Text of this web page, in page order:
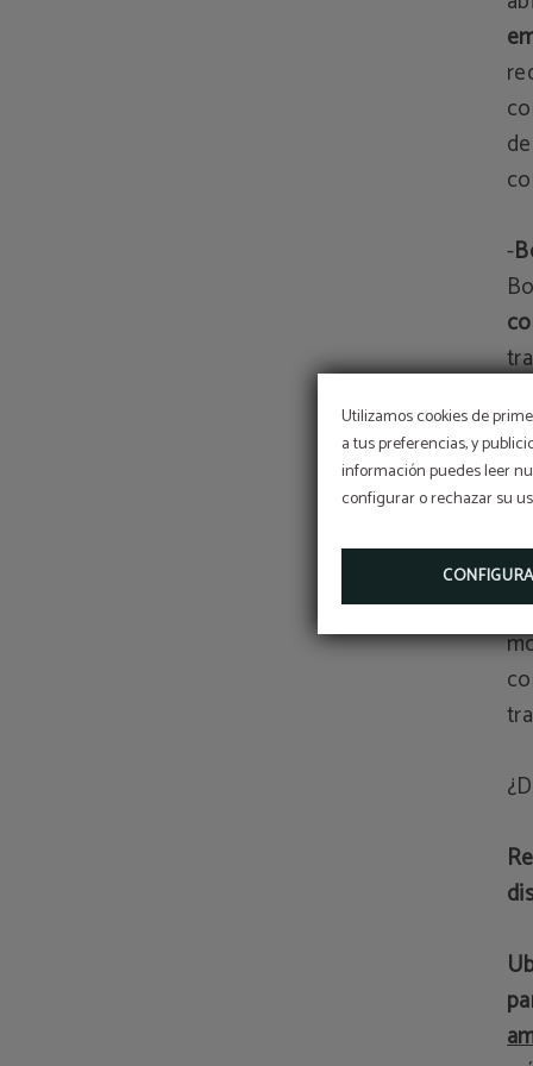
Utilizamos cookies de
a tus preferencias, y
información puedes leer
configurar o rechazar su
-
-